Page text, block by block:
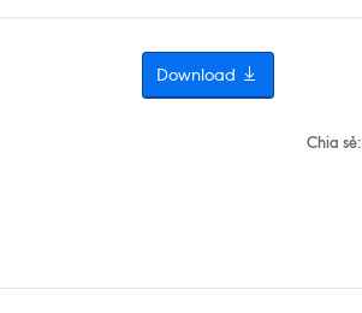
Download
Chia sẻ: